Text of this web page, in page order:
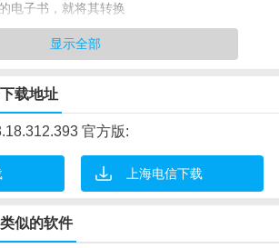
电子书，就将其转换
单，打开文本到软件立即转换
查看转换的所有日志信息
设备也支持。 Mobi格式的书籍
件特点
的支持，可以同时执行多个电子书转换任务
上调整输出的地址
等电脑上兼容的文本格式
Editions中的授权
显示全部
载地址
官方版:
上海电信下载
似的软件